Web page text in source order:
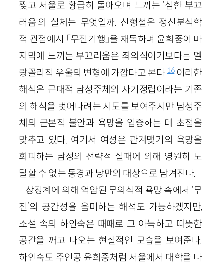
찢고 서울로 황급히 돌아오며 느끼는 ‘심한 부끄
러움’의 실체는 무엇일까. 신형철은 정신분석학
적 관점에서 「무진기행」을 재독하며 윤희중이 마
지막에 느끼는 부끄러움은 죄의식이기보다는 멜
랑꼴리적 우울의 변형에 가깝다고 본다.16이러한
해석은 근대적 남성주체의 자기정립이라는 기존
의 해석을 벗어나려는 시도를 보여주지만 남성주
체의 근본적 불안과 욕망을 입증하는 데 초점을
맞추고 있다. 여기서 여성은 관계맺기의 욕망을
회피하는 남성의 전략적 실패에 의해 영원히 도
달할 수 없는 동경과 낭만의 대상으로 남겨진다.
상징계에 의해 억압된 무의식적 욕망 속에서 ‘무
진’의 공간성을 음미하는 해석도 가능하겠지만,
소설 속의 하인숙은 때때로 그 아늑하고 따뜻한
공간을 깨고 나오는 현실적인 모습을 보여준다.
하인숙도 주인공 윤희중처럼 서울에서 대학을 다